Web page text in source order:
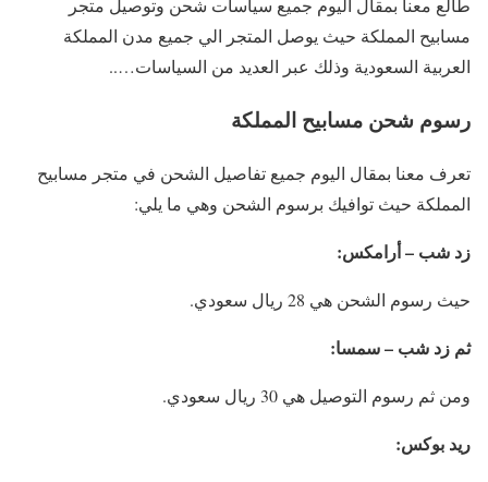
طالع معنا بمقال اليوم جميع سياسات شحن وتوصيل متجر
مسابيح المملكة حيث يوصل المتجر الي جميع مدن المملكة
العربية السعودية وذلك عبر العديد من السياسات…..
رسوم شحن مسابيح المملكة
تعرف معنا بمقال اليوم جميع تفاصيل الشحن في متجر مسابيح
المملكة حيث توافيك برسوم الشحن وهي ما يلي:
زد شب – أرامكس:
حيث رسوم الشحن هي 28 ريال سعودي.
ثم زد شب – سمسا:
ومن ثم رسوم التوصيل هي 30 ريال سعودي.
ريد بوكس: